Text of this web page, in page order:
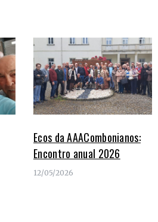
Ecos da AAACombonianos:
Encontro anual 2026
12/05/2026